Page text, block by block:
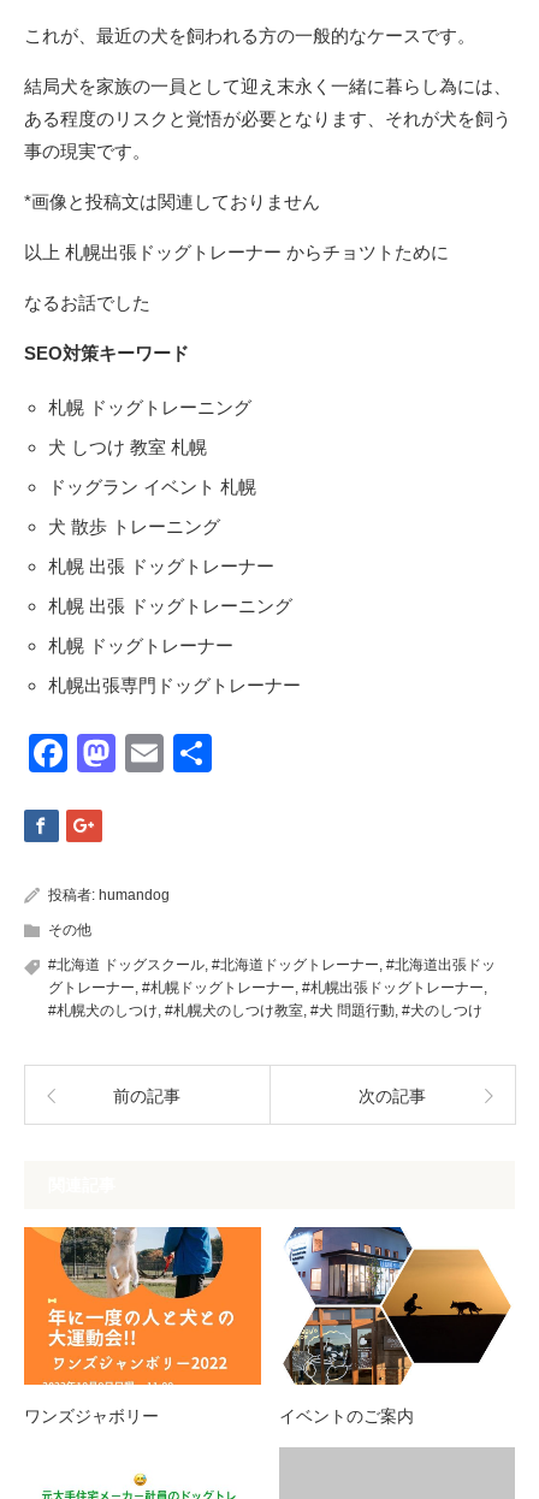
これが、最近の犬を飼われる方の一般的なケースです。
結局犬を家族の一員として迎え末永く一緒に暮らし為には、
ある程度のリスクと覚悟が必要となります、それが犬を飼う
事の現実です。
*画像と投稿文は関連しておりません
以上 札幌出張ドッグトレーナー からチョツトために
なるお話でした
SEO対策キーワード
札幌 ドッグトレーニング
犬 しつけ 教室 札幌
ドッグラン イベント 札幌
犬 散歩 トレーニング
札幌 出張 ドッグトレーナー
札幌 出張 ドッグトレーニング
札幌 ドッグトレーナー
札幌出張専門ドッグトレーナー
Facebook
Mastodon
Email
投稿者: humandog
その他
#北海道 ドッグスクール #北海道ドッグトレーナー #北海道出張ドッ
グトレーナー #札幌ドッグトレーナー #札幌出張ドッグトレーナー
#札幌犬のしつけ #札幌犬のしつけ教室 #犬 問題行動 #犬のしつけ
前の記事 次の記事
ワンズジャボリー イベントのご案内